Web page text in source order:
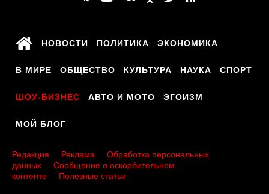
НОВОСТИ ПОЛИТИКА ЭКОНОМИКА
В МИРЕ ОБЩЕСТВО КУЛЬТУРА НАУКА СПОРТ
ШОУ-БИЗНЕС АВТО И МОТО ЭГОИЗМ
МОЙ БЛОГ
Редакция Реклама
Обработка персональных
данных
Сообщение о оскорбительном
контенте
Полезные статьи